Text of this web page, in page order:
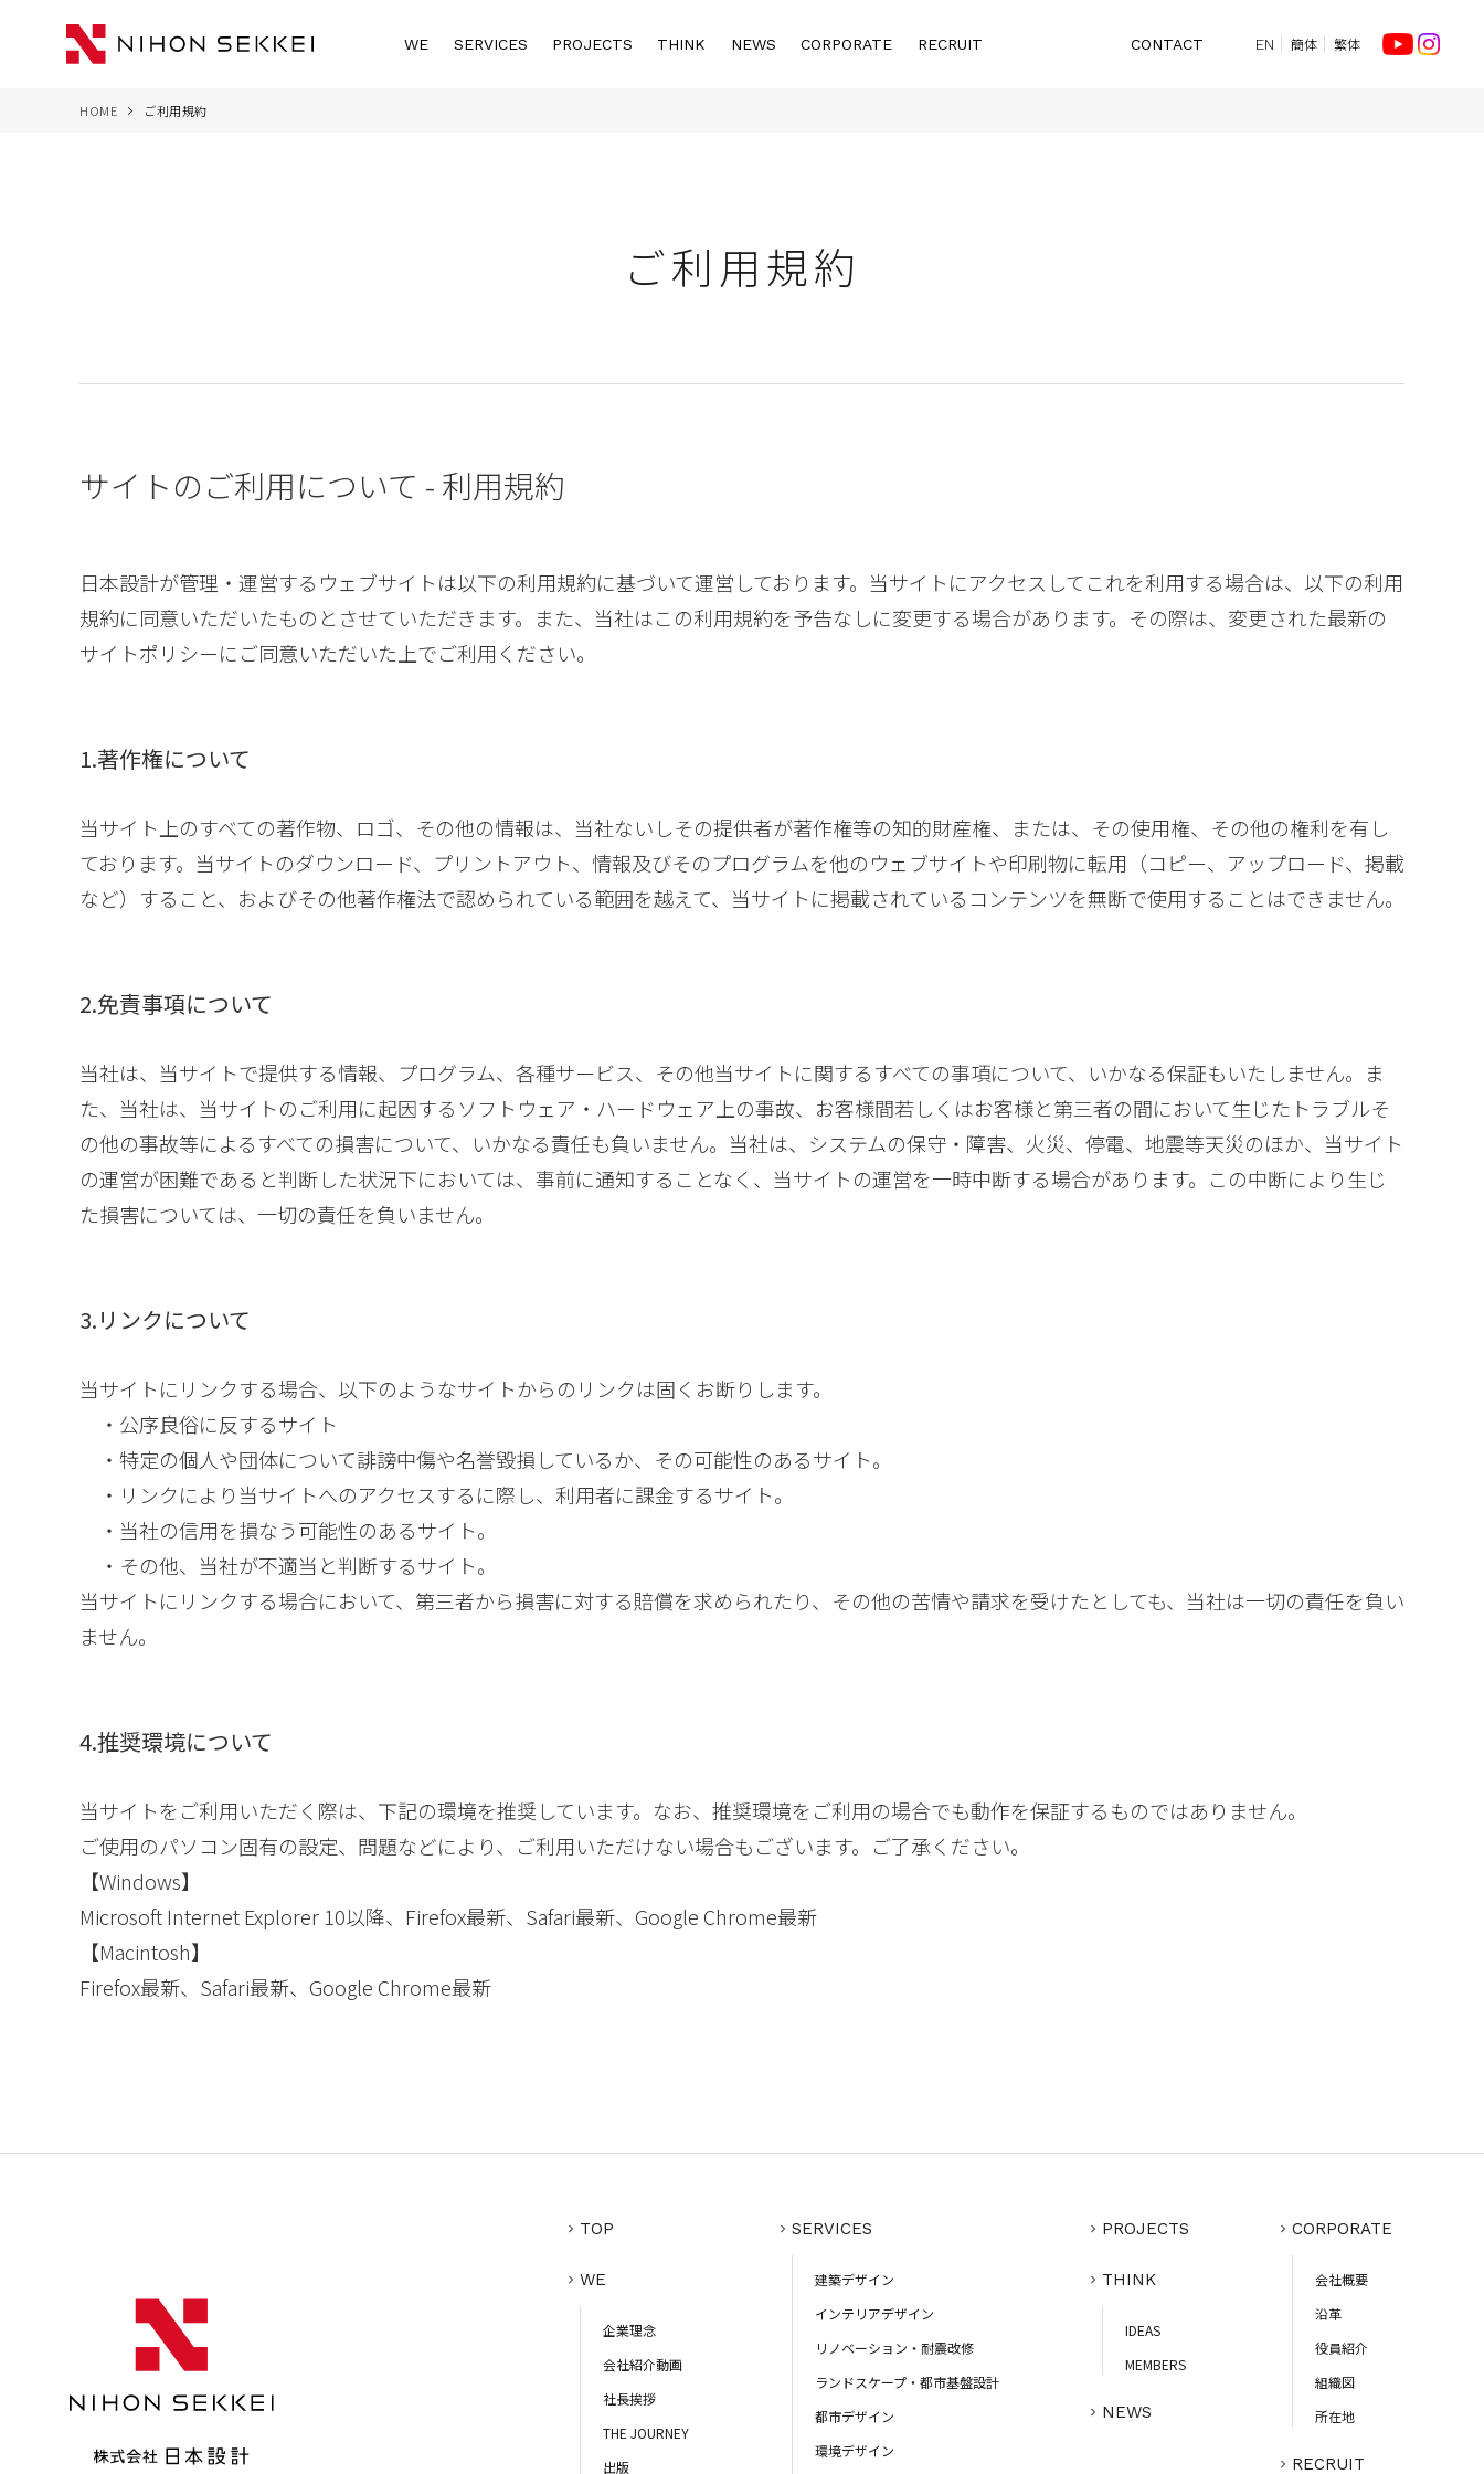
WE SERVICES PROJECTS THINK NEWS CORPORATE RECRUIT CONTACT EN 簡体 繁体
HOME ご利用規約
ご利用規約
サイトのご利用について - 利用規約
日本設計が管理・運営するウェブサイトは以下の利用規約に基づいて運営しております。当サイトにアクセスしてこれを利用する場合は、以下の利用
規約に同意いただいたものとさせていただきます。また、当社はこの利用規約を予告なしに変更する場合があります。その際は、変更された最新の
サイトポリシーにご同意いただいた上でご利用ください。
1.著作権について
当サイト上のすべての著作物、ロゴ、その他の情報は、当社ないしその提供者が著作権等の知的財産権、または、その使用権、その他の権利を有し
ております。当サイトのダウンロード、プリントアウト、情報及びそのプログラムを他のウェブサイトや印刷物に転用（コピー、アップロード、掲載
など）すること、およびその他著作権法で認められている範囲を越えて、当サイトに掲載されているコンテンツを無断で使用することはできません。
2.免責事項について
当社は、当サイトで提供する情報、プログラム、各種サービス、その他当サイトに関するすべての事項について、いかなる保証もいたしません。ま
た、当社は、当サイトのご利用に起因するソフトウェア・ハードウェア上の事故、お客様間若しくはお客様と第三者の間において生じたトラブルそ
の他の事故等によるすべての損害について、いかなる責任も負いません。当社は、システムの保守・障害、火災、停電、地震等天災のほか、当サイト
の運営が困難であると判断した状況下においては、事前に通知することなく、当サイトの運営を一時中断する場合があります。この中断により生じ
た損害については、一切の責任を負いません。
3.リンクについて
当サイトにリンクする場合、以下のようなサイトからのリンクは固くお断りします。
・公序良俗に反するサイト
・特定の個人や団体について誹謗中傷や名誉毀損しているか、その可能性のあるサイト。
・リンクにより当サイトへのアクセスするに際し、利用者に課金するサイト。
・当社の信用を損なう可能性のあるサイト。
・その他、当社が不適当と判断するサイト。
当サイトにリンクする場合において、第三者から損害に対する賠償を求められたり、その他の苦情や請求を受けたとしても、当社は一切の責任を負い
ません。
4.推奨環境について
当サイトをご利用いただく際は、下記の環境を推奨しています。なお、推奨環境をご利用の場合でも動作を保証するものではありません。
ご使用のパソコン固有の設定、問題などにより、ご利用いただけない場合もございます。ご了承ください。
【Windows】
Microsoft Internet Explorer 10以降、Firefox最新、Safari最新、Google Chrome最新
【Macintosh】
Firefox最新、Safari最新、Google Chrome最新
TOP
WE
企業理念
会社紹介動画
社長挨拶
THE JOURNEY
出版
SERVICES
建築デザイン
インテリアデザイン
リノベーション・耐震改修
ランドスケープ・都市基盤設計
都市デザイン
環境デザイン
PROJECTS
THINK
IDEAS
MEMBERS
NEWS
CORPORATE
会社概要
沿革
役員紹介
組織図
所在地
RECRUIT